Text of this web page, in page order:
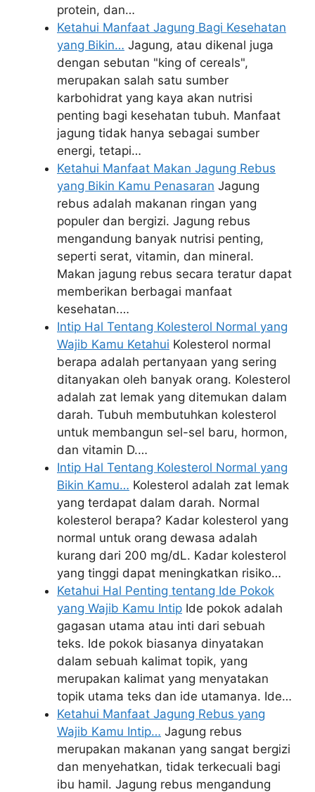
protein, dan…
Ketahui Manfaat Jagung Bagi Kesehatan
yang Bikin… Jagung, atau dikenal juga
dengan sebutan "king of cereals",
merupakan salah satu sumber
karbohidrat yang kaya akan nutrisi
penting bagi kesehatan tubuh. Manfaat
jagung tidak hanya sebagai sumber
energi, tetapi…
Ketahui Manfaat Makan Jagung Rebus
yang Bikin Kamu Penasaran Jagung
rebus adalah makanan ringan yang
populer dan bergizi. Jagung rebus
mengandung banyak nutrisi penting,
seperti serat, vitamin, dan mineral.
Makan jagung rebus secara teratur dapat
memberikan berbagai manfaat
kesehatan.…
Intip Hal Tentang Kolesterol Normal yang
Wajib Kamu Ketahui Kolesterol normal
berapa adalah pertanyaan yang sering
ditanyakan oleh banyak orang. Kolesterol
adalah zat lemak yang ditemukan dalam
darah. Tubuh membutuhkan kolesterol
untuk membangun sel-sel baru, hormon,
dan vitamin D.…
Intip Hal Tentang Kolesterol Normal yang
Bikin Kamu… Kolesterol adalah zat lemak
yang terdapat dalam darah. Normal
kolesterol berapa? Kadar kolesterol yang
normal untuk orang dewasa adalah
kurang dari 200 mg/dL. Kadar kolesterol
yang tinggi dapat meningkatkan risiko…
Ketahui Hal Penting tentang Ide Pokok
yang Wajib Kamu Intip Ide pokok adalah
gagasan utama atau inti dari sebuah
teks. Ide pokok biasanya dinyatakan
dalam sebuah kalimat topik, yang
merupakan kalimat yang menyatakan
topik utama teks dan ide utamanya. Ide…
Ketahui Manfaat Jagung Rebus yang
Wajib Kamu Intip… Jagung rebus
merupakan makanan yang sangat bergizi
dan menyehatkan, tidak terkecuali bagi
ibu hamil. Jagung rebus mengandung